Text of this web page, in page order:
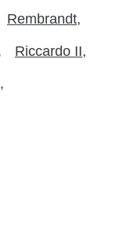
Rembrandt
Riccardo II